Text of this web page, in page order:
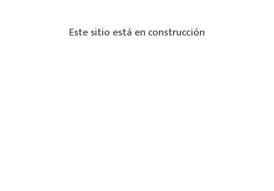
Este sitio está en construcción